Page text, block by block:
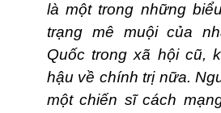
là một trong những
trạng mê muội của
Quốc trong xã hội cũ,
hậu về chính trị nữa.
một chiến sĩ cách